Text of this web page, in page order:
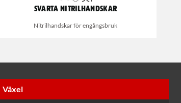
Svarta nitrilhandskar
Nitrilhandskar för engångsbruk
Växel